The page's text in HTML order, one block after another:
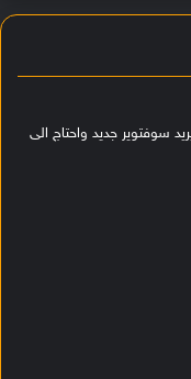
سوفتوير جديد واحتاج الى